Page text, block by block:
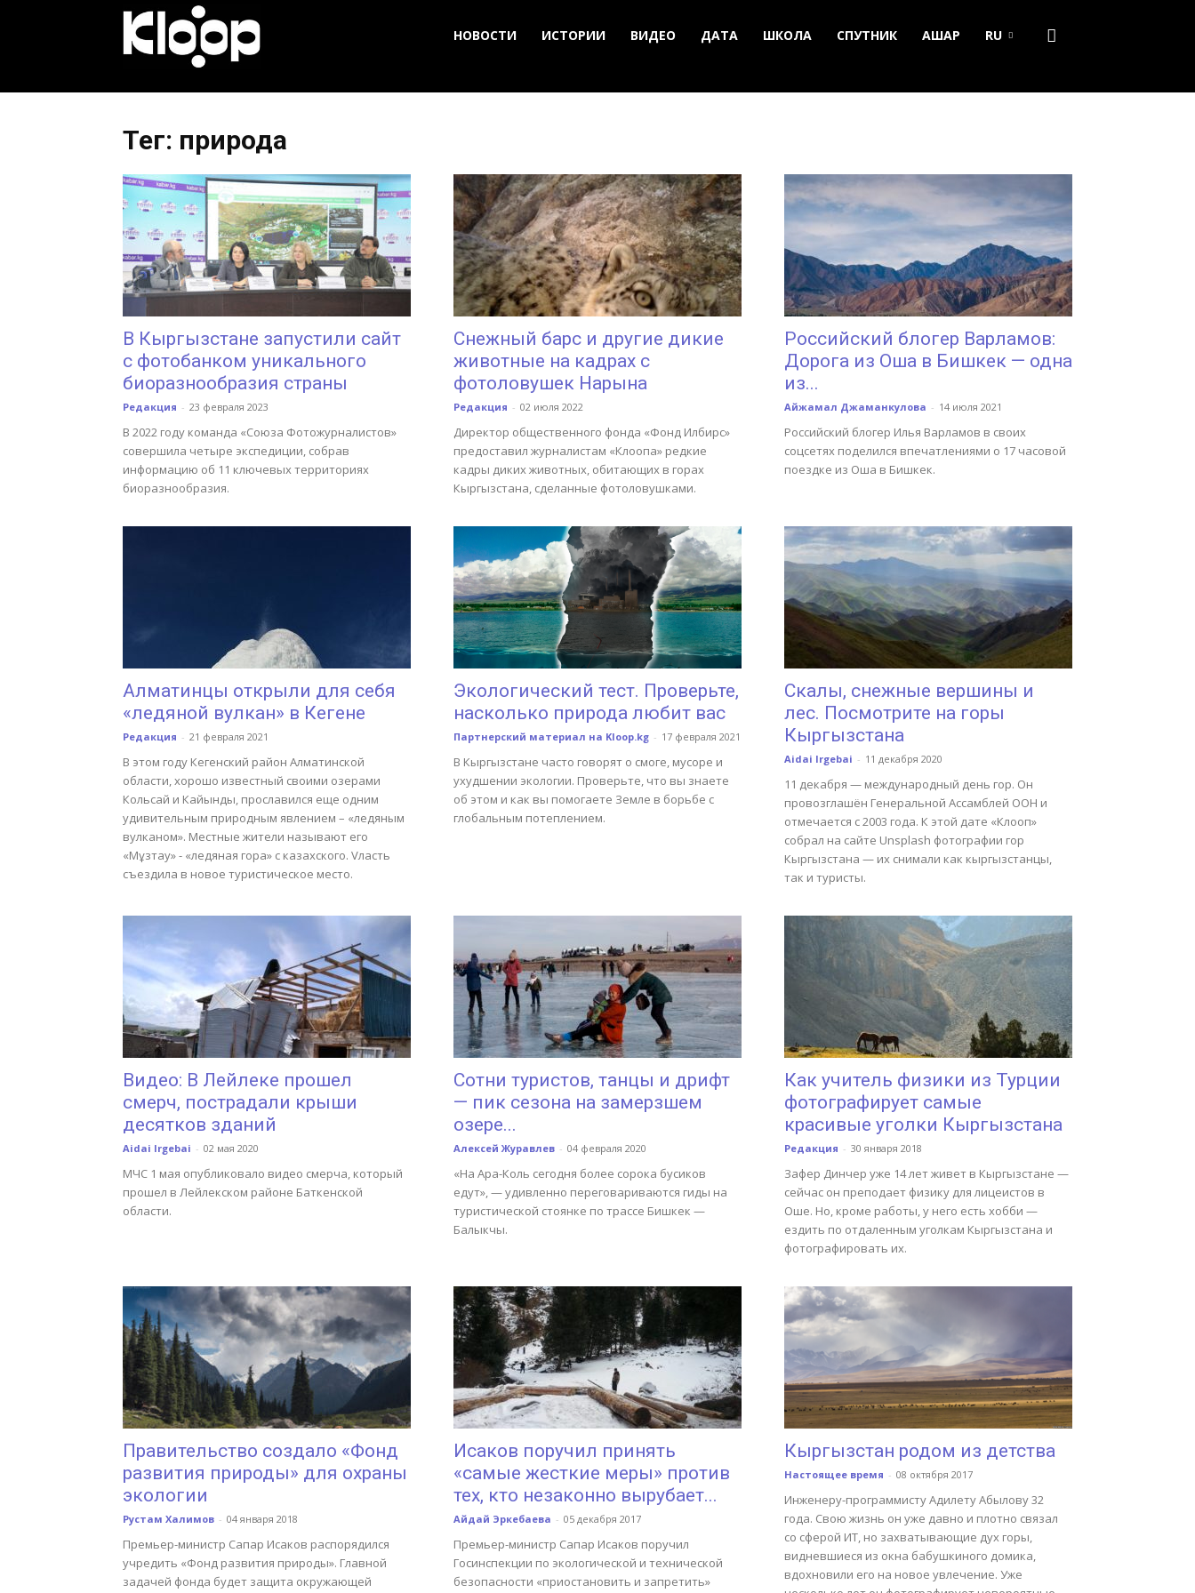
Новости
Кыргызстана
НОВОСТИ ИСТОРИИ ВИДЕО ДАТА ШКОЛА СПУТНИК АШАР RU
Тег: природа
В Кыргызстане запустили сайт
с фотобанком уникального
биоразнообразия страны
Редакция - 23 февраля 2023
В 2022 году команда «Союза Фотожурналистов»
совершила четыре экспедиции, собрав
информацию об 11 ключевых территориях
биоразнообразия.
Снежный барс и другие дикие
животные на кадрах с
фотоловушек Нарына
Редакция - 02 июля 2022
Директор общественного фонда «Фонд Илбирс»
предоставил журналистам «Клоопа» редкие
кадры диких животных, обитающих в горах
Кыргызстана, сделанные фотоловушками.
Российский блогер Варламов:
Дорога из Оша в Бишкек — одна
из...
Айжамал Джаманкулова - 14 июля 2021
Российский блогер Илья Варламов в своих
соцсетях поделился впечатлениями о 17 часовой
поездке из Оша в Бишкек.
Алматинцы открыли для себя
«ледяной вулкан» в Кегене
Редакция - 21 февраля 2021
В этом году Кегенский район Алматинской
области, хорошо известный своими озерами
Кольсай и Кайынды, прославился еще одним
удивительным природным явлением – «ледяным
вулканом». Местные жители называют его
«Мұзтау» - «ледяная гора» с казахского. Vласть
съездила в новое туристическое место.
Экологический тест. Проверьте,
насколько природа любит вас
Партнерский материал на Kloop.kg - 17 февраля 2021
В Кыргызстане часто говорят о смоге, мусоре и
ухудшении экологии. Проверьте, что вы знаете
об этом и как вы помогаете Земле в борьбе с
глобальным потеплением.
Скалы, снежные вершины и
лес. Посмотрите на горы
Кыргызстана
Aidai Irgebai - 11 декабря 2020
11 декабря — международный день гор. Он
провозглашён Генеральной Ассамблей ООН и
отмечается с 2003 года. К этой дате «Клооп»
собрал на сайте Unsplash фотографии гор
Кыргызстана — их снимали как кыргызстанцы,
так и туристы.
Видео: В Лейлеке прошел
смерч, пострадали крыши
десятков зданий
Aidai Irgebai - 02 мая 2020
МЧС 1 мая опубликовало видео смерча, который
прошел в Лейлекском районе Баткенской
области.
Сотни туристов, танцы и дрифт
— пик сезона на замерзшем
озере...
Алексей Журавлев - 04 февраля 2020
«На Ара-Коль сегодня более сорока бусиков
едут», — удивленно переговариваются гиды на
туристической стоянке по трассе Бишкек —
Балыкчы.
Как учитель физики из Турции
фотографирует самые
красивые уголки Кыргызстана
Редакция - 30 января 2018
Зафер Динчер уже 14 лет живет в Кыргызстане —
сейчас он преподает физику для лицеистов в
Оше. Но, кроме работы, у него есть хобби —
ездить по отдаленным уголкам Кыргызстана и
фотографировать их.
Правительство создало «Фонд
развития природы» для охраны
экологии
Рустам Халимов - 04 января 2018
Премьер-министр Сапар Исаков распорядился
учредить «Фонд развития природы». Главной
задачей фонда будет защита окружающей
Исаков поручил принять
«самые жесткие меры» против
тех, кто незаконно вырубает...
Айдай Эркебаева - 05 декабря 2017
Премьер-министр Сапар Исаков поручил
Госинспекции по экологической и технической
безопасности «приостановить и запретить»
Кыргызстан родом из детства
Настоящее время - 08 октября 2017
Инженеру-программисту Адилету Абылову 32
года. Свою жизнь он уже давно и плотно связал
со сферой ИТ, но захватывающие дух горы,
видневшиеся из окна бабушкиного домика,
вдохновили его на новое увлечение. Уже